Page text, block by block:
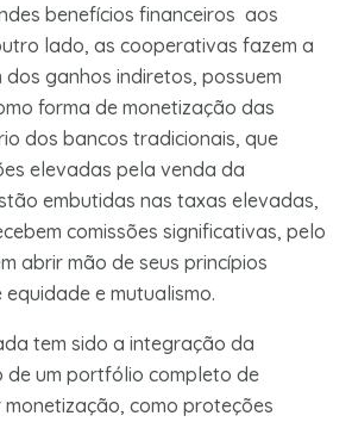
benefícios financeiros aos
lado, as cooperativas fazem a
ganhos indiretos, possuem
forma de monetização das
dos bancos tradicionais, que
elevadas pela venda da
embutidas nas taxas elevadas,
comissões significativas, pelo
abrir mão de seus princípios
e mutualismo.
tem sido a integração da
de um portfólio completo de
como proteções